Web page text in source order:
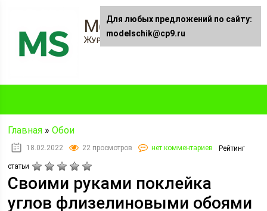
Modelschik.ru
Журнал "Модельщик"
Главная »Обои
18.02.2022 22 просмотров нет комментариев Рейтинг
статьи
Своими руками поклейка
углов флизелиновыми обоями
Для любых предложений по сайту:
modelschik@cp9.ru